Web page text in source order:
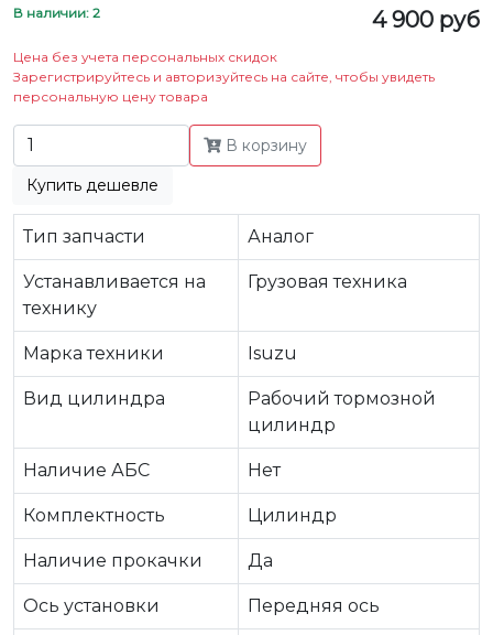
В наличии: 2 4 900 руб
Цена без учета персональных скидок
Зарегистрируйтесь и авторизуйтесь на сайте, чтобы увидеть
персональную цену товара
В корзину
Купить дешевле
Тип запчасти Аналог
Устанавливается на
технику
Грузовая техника
Марка техники Isuzu
Вид цилиндра
Рабочий тормозной
цилиндр
Наличие АБС Нет
Комплектность Цилиндр
Наличие прокачки Да
Ось установки Передняя ось